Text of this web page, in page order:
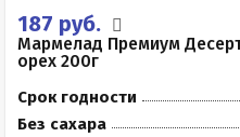
187 руб.
Мармелад Премиум
орех 200г
Срок годности
Без сахара